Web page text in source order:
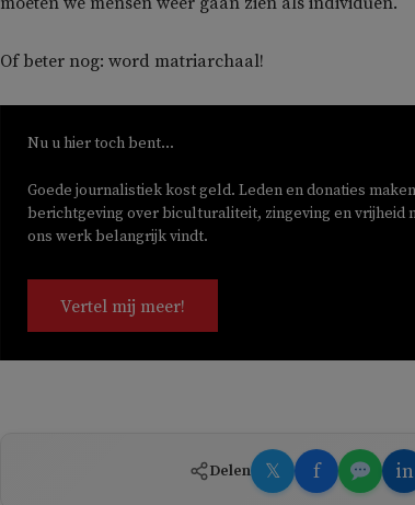
Of beter nog: word matriarchaal!
Nu u hier toch bent...
Goede journalistiek kost geld. Leden en donaties
berichtgeving over biculturaliteit, zingeving en vrijheid
ons werk belangrijk vindt.
Vertel mij meer!
Delen 𝕏 f in